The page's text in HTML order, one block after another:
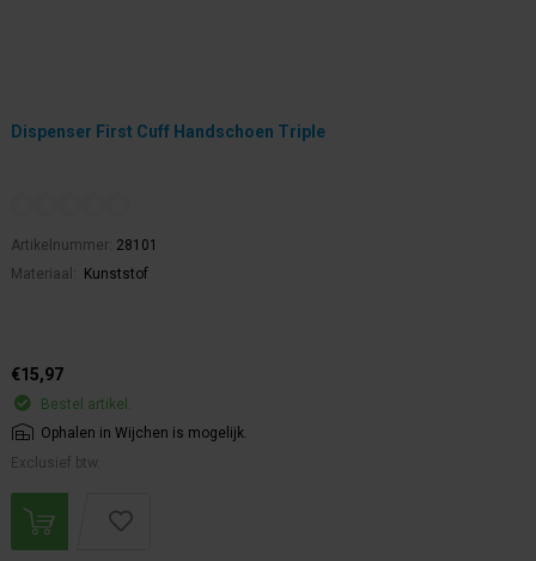
Dispenser First Cuff Handschoen Triple
Artikelnummer: 28101
Materiaal:
Kunststof
€15,97
Bestel artikel.
Ophalen in Wijchen is mogelijk.
Exclusief btw.